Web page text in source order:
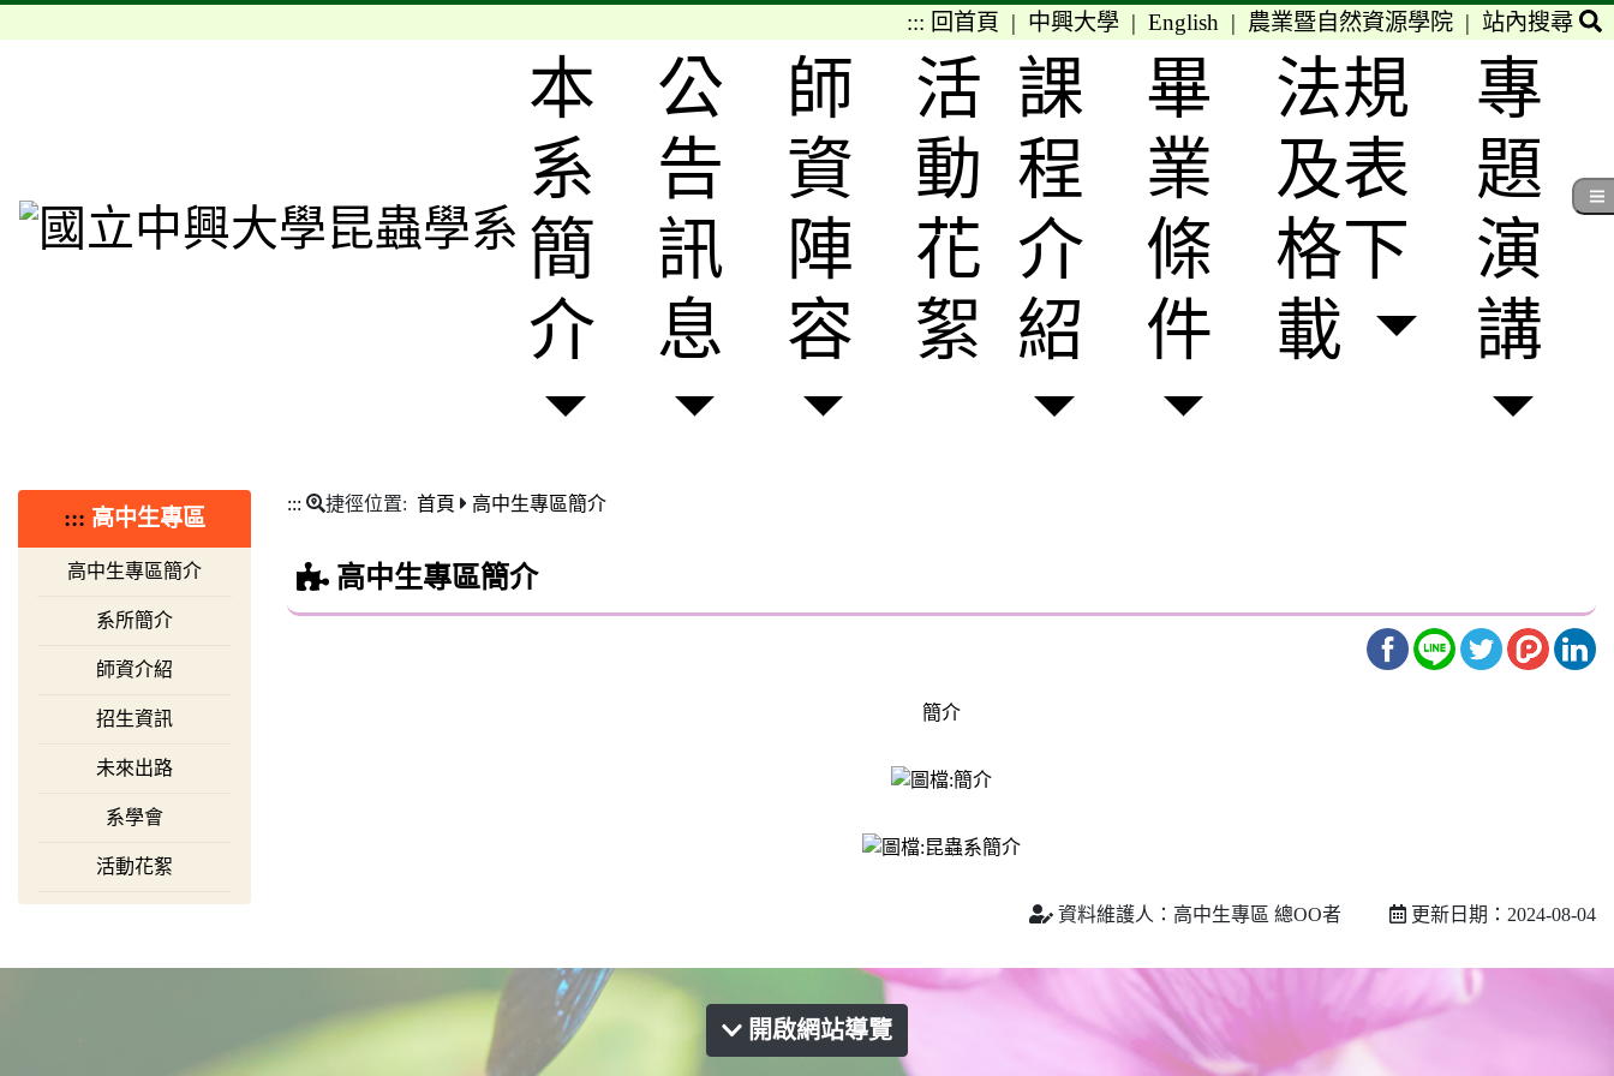
::: 回首頁 | 中興大學| English | 農業暨自然資源學院| 站內搜尋
本
系
簡
介
公
告
訊
息
師
資
陣
容
活
動
花
絮
課
程
介
紹
畢
業
條
件
法規
及表
格下
載
專
題
演
講
::: 高中生專區
高中生專區簡介
系所簡介
師資介紹
招生資訊
未來出路
系學會
活動花絮
::: 捷徑位置: 首頁 高中生專區簡介
高中生專區簡介
簡介
資料維護人：高中生專區 總OO者 更新日期：2024-08-04
開啟網站導覽